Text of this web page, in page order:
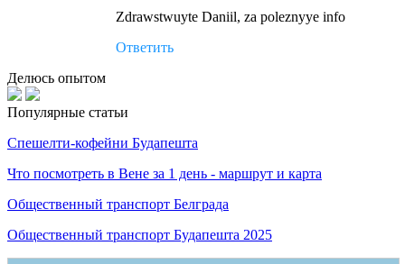
Zdrawstwuyte Daniil, za poleznyye info
Ответить
Делюсь опытом
Популярные статьи
Спешелти-кофейни Будапешта
Что посмотреть в Вене за 1 день - маршрут и карта
Общественный транспорт Белграда
Общественный транспорт Будапешта 2025